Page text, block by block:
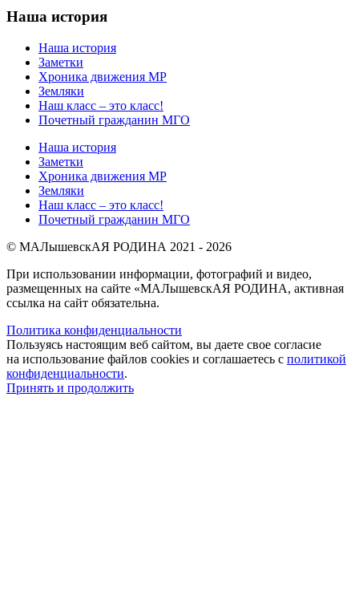
Наша история
Наша история
Заметки
Хроника движения МР
Земляки
Наш класс – это класс!
Почетный гражданин МГО
Наша история
Заметки
Хроника движения МР
Земляки
Наш класс – это класс!
Почетный гражданин МГО
© МАЛышевскАЯ РОДИНА 2021 - 2026
При использовании информации, фотографий и видео,
размещенных на сайте «МАЛышевскАЯ РОДИНА, активная
ссылка на сайт обязательна.
Политика конфиденциальности
Пользуясь настоящим веб сайтом, вы даете свое согласие
на использование файлов cookies и соглашаетесь с политикой
конфиденциальности.
Принять и продолжить